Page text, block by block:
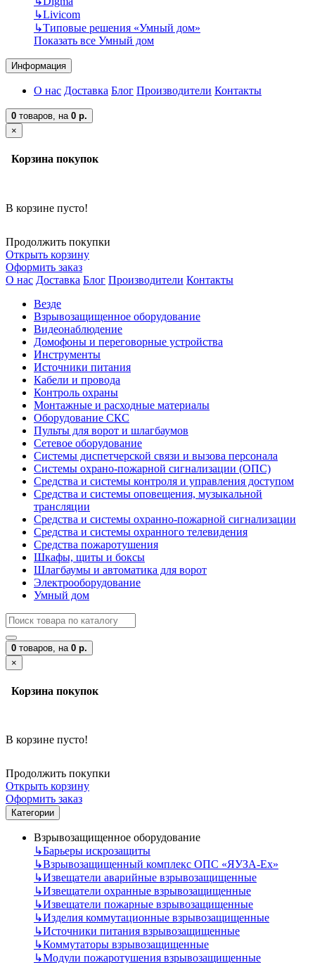
↳Livicom
↳Типовые решения «Умный дом»
Показать все Умный дом
Информация
О нас Доставка Блог Производители Контакты
0 товаров, на 0 р.
×
Корзина покупок
В корзине пусто!
Продолжить покупки
Открыть корзину
Оформить заказ
О нас Доставка Блог Производители Контакты
Везде
Взрывозащищенное оборудование
Видеонаблюдение
Домофоны и переговорные устройства
Инструменты
Источники питания
Кабели и провода
Контроль охраны
Монтажные и расходные материалы
Оборудование СКС
Пульты для ворот и шлагбаумов
Сетевое оборудование
Системы диспетчерской связи и вызова персонала
Системы охрано-пожарной сигнализации (ОПС)
Средства и системы контроля и управления доступом
Средства и системы оповещения, музыкальной
трансляции
Средства и системы охранно-пожарной сигнализации
Средства и системы охранного телевидения
Средства пожаротушения
Шкафы, щиты и боксы
Шлагбаумы и автоматика для ворот
Электрооборудование
Умный дом
0 товаров, на 0 р.
×
Корзина покупок
В корзине пусто!
Продолжить покупки
Открыть корзину
Оформить заказ
Категории
Взрывозащищенное оборудование
↳Барьеры искрозащиты
↳Взрывозащищенный комплекс ОПС «ЯУЗА-Ех»
↳Извещатели аварийные взрывозащищенные
↳Извещатели охранные взрывозащищенные
↳Извещатели пожарные взрывозащищенные
↳Изделия коммутационные взрывозащищенные
↳Источники питания взрывозащищенные
↳Коммутаторы взрывозащищенные
↳Модули пожаротушения взрывозащищенные